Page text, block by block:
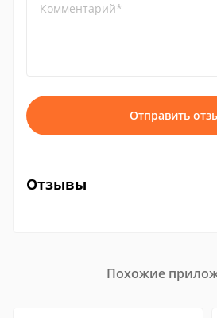
Комментарий*
Отправить
Отзывы
Похожие